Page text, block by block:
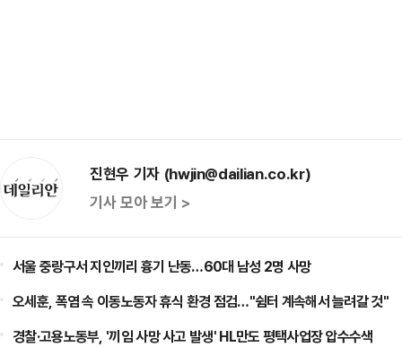
진현우 기자 (hwjin@dailian.co.kr)
기사 모아 보기 >
서울 중랑구서 지인끼리 흉기 난동…60대 남성 2명 사망
오세훈, 폭염 속 이동노동자 휴식 환경 점검…"쉼터 계속해서 늘려갈 것"
경찰·고용노동부, '끼임 사망 사고 발생' HL만도 평택사업장 압수수색